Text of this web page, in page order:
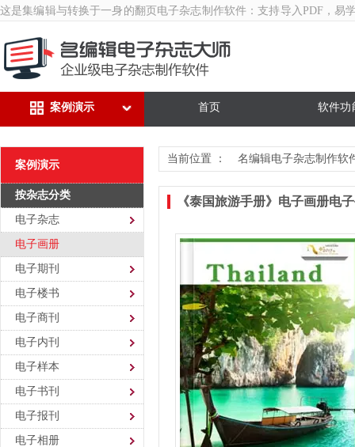
这是集编辑与转换于一身的翻页 电子杂志制作软件 ：支持导入PDF，易
首页
案例演示 软件功
案例演示
按杂志分类
电子杂志
电子画册
电子期刊
电子楼书
电子商刊
电子内刊
电子样本
电子书刊
电子报刊
电子相册
当前位置 ： 名编辑电子杂志制作软
《泰国旅游手册》电子画册电